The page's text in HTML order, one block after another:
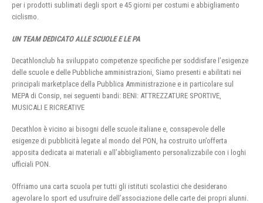
per i prodotti sublimati degli sport e 45 giorni per costumi e abbigliamento
ciclismo.
UN TEAM DEDICATO ALLE SCUOLE E LE PA
Decathlonclub ha sviluppato competenze specifiche per soddisfare l’esigenze
delle scuole e delle Pubbliche amministrazioni, Siamo presenti e abilitati nei
principali marketplace della Pubblica Amministrazione e in particolare sul
MEPA di Consip, nei seguenti bandi: BENI: ATTREZZATURE SPORTIVE,
MUSICALI E RICREATIVE
Decathlon è vicino ai bisogni delle scuole italiane e, consapevole delle
esigenze di pubblicità legate al mondo del PON, ha costruito un’offerta
apposita dedicata ai materiali e all’abbigliamento personalizzabile con i loghi
ufficiali PON.
Offriamo una carta scuola per tutti gli istituti scolastici che desiderano
agevolare lo sport ed usufruire dell’associazione delle carte dei propri alunni.